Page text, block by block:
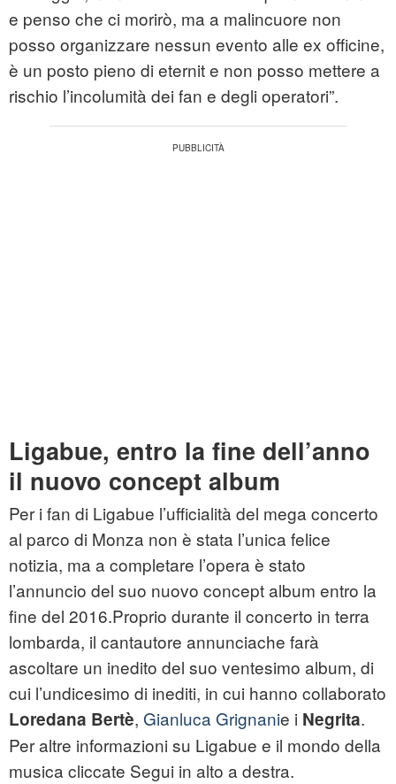
e penso che ci morirò, ma a malincuore non
posso organizzare nessun evento alle ex officine,
è un posto pieno di eternit e non posso mettere a
rischio l’incolumità dei fan e degli operatori”.
Ligabue, entro la fine dell’anno
il nuovo concept album
Per i fan di Ligabue l’ufficialità del mega concerto
al parco di Monza non è stata l’unica felice
notizia, ma a completare l’opera è stato
l’annuncio del suo nuovo concept album entro la
fine del 2016.Proprio durante il concerto in terra
lombarda, il cantautore annunciache farà
ascoltare un inedito del suo ventesimo album, di
cui l’undicesimo di inediti, in cui hanno collaborato
Loredana Bertè, Gianluca Grignanie i Negrita.
Per altre informazioni su Ligabue e il mondo della
musica cliccate Segui in alto a destra.